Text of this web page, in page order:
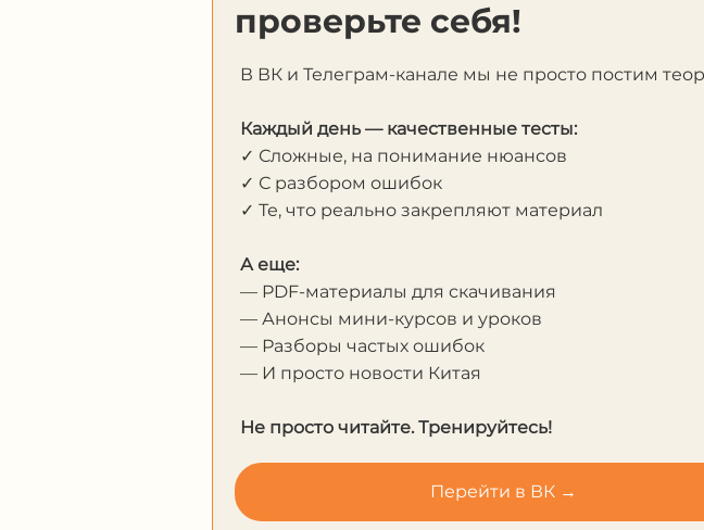
проверьте себя!
В ВК и Телеграм-канале мы не просто постим
Каждый день — качественные тесты:
✓ Сложные, на понимание нюансов
✓ С разбором ошибок
✓ Те, что реально закрепляют материал
А еще:
— PDF-материалы для скачивания
— Анонсы мини-курсов и уроков
— Разборы частых ошибок
— И просто новости Китая
Не просто читайте. Тренируйтесь!
Перейти в ВК →